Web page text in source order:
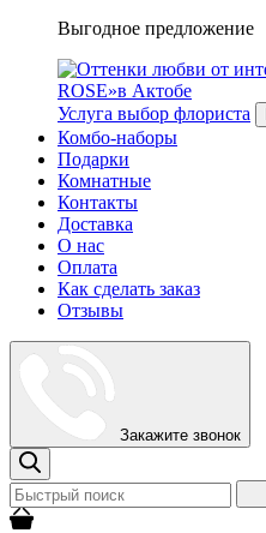
Выгодное предложение
Услуга выбор флориста
Комбо-наборы
Подарки
Комнатные
Контакты
Доставка
О нас
Оплата
Как сделать заказ
Отзывы
Закажите звонок